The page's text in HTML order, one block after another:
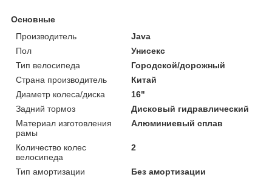
Основные
Производитель
Java
Пол
Унисекс
Тип велосипеда
Городской/дорожный
Страна производитель
Китай
Диаметр колеса/диска
16"
Задний тормоз
Дисковый гидравлический
Материал изготовления
рамы
Алюминиевый сплав
Количество колес
велосипеда
2
Тип амортизации
Без амортизации